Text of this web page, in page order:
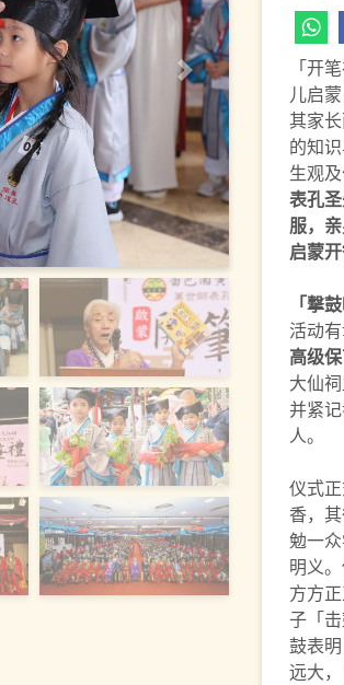
下一页
「开
儿启
其家
的知
生观及
表孔
服，
启蒙
「撃
活动
高级
大仙
并紧
人。
仪式
香，
勉一
明义
方方
子「
鼓表
远大，